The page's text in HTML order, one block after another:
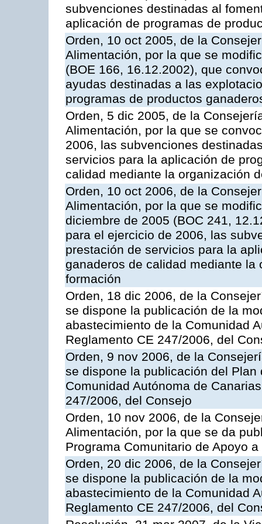
subvenciones destinadas al
aplicación de programas de
Orden, 10 oct 2005, de la
Alimentación, por la que se
(BOE 166, 16.12.2002), que
ayudas destinadas a las
programas de productos
Orden, 5 dic 2005, de la
Alimentación, por la que se
2006, las subvenciones
servicios para la aplicación de
calidad mediante la organización
Orden, 10 oct 2006, de la
Alimentación, por la que se
diciembre de 2005 (BOC 241,
para el ejercicio de 2006, las
prestación de servicios para la
ganaderos de calidad mediante
formación
Orden, 18 dic 2006, de la
se dispone la publicación de la
abastecimiento de la Comunidad
Reglamento CE 247/2006, del
Orden, 9 nov 2006, de la
se dispone la publicación del
Comunidad Autónoma de
247/2006, del Consejo
Orden, 10 nov 2006, de la
Alimentación, por la que se da
Programa Comunitario de Apoyo
Orden, 20 dic 2006, de la
se dispone la publicación de la
abastecimiento de la Comunidad
Reglamento CE 247/2006, del